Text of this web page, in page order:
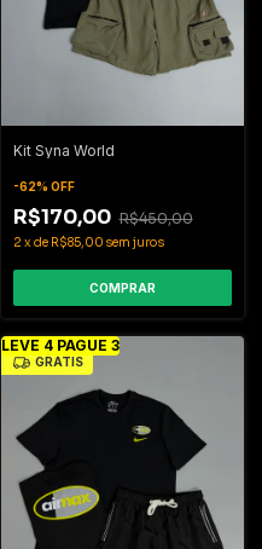
Kit Syna World
-62% OFF
R$170,00 R$450,00
2 xde R$85,00 sem juros
COMPRAR
LEVE 4 PAGUE 3
GRÁTIS